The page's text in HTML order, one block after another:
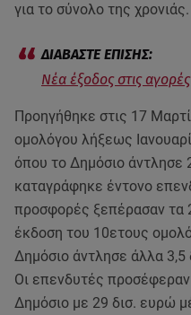
για το σύνολο της χρονιάς.
Νέα έξοδος στις
Προηγήθηκε στις 17
ομολόγου λήξεως
όπου το Δημόσιο άντλησε
καταγράφηκε έντονο
προσφορές ξεπέρασαν τα
έκδοση του 10ετους
Δημόσιο άντλησε άλλα 3,5
Οι επενδυτές
Δημόσιο με 29 δισ. ευρώ